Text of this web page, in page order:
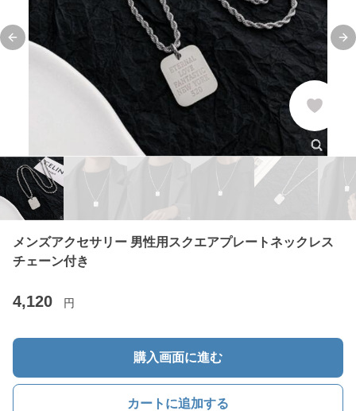
Previous slide
メンズアクセサリー 男性用スクエアプレートネックレス
チェーン付き
4,120 円
購入画面に進む
カートに追加する